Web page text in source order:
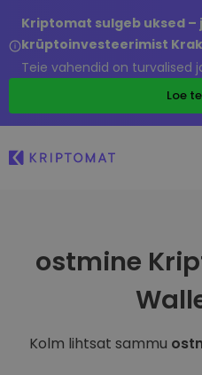
Kriptomat sulgeb uksed –
krüptoinvesteerimist
Teie vahendid on turvalised
Loe
ostmine
Kolm lihtsat sammu